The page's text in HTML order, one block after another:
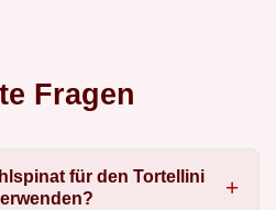
Fragen
für den Tortellini